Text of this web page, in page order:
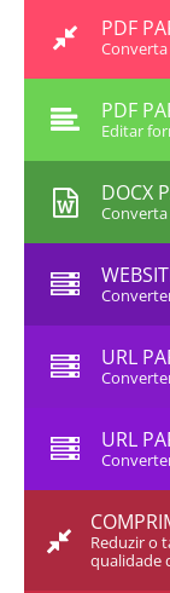
PDF
Converta
PDF
Editar
DOCX
URL
URL
Reduzir o
qualidade